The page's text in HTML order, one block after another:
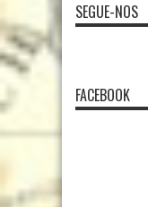
SEGUE-NOS
FACEBOOK